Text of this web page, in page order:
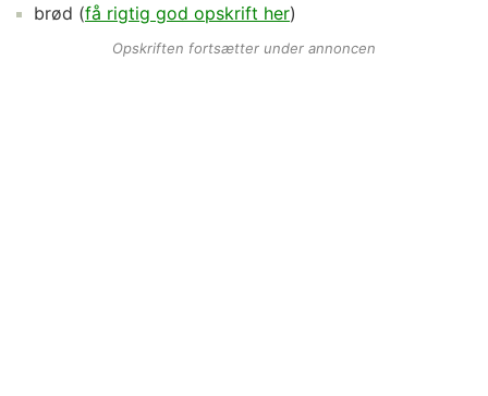
brød (få rigtig god opskrift her)
Opskriften fortsætter under annoncen